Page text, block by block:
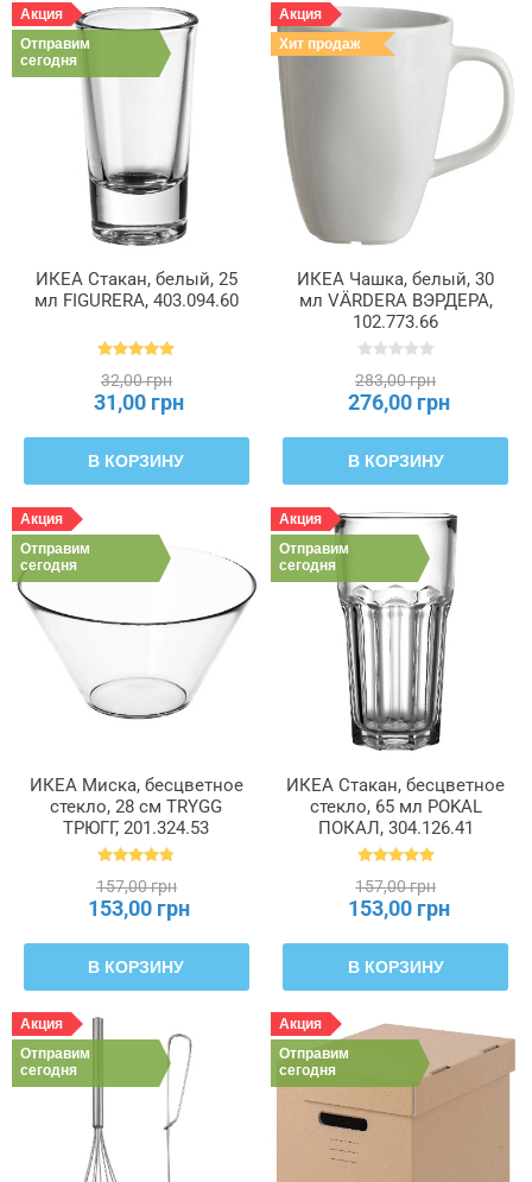
Акция
Отправим
сегодня
ИКЕА Стакан, белый, 25
мл FIGURERA, 403.094.60
32,00 грн
31,00 грн
В КОРЗИНУ
Акция
Хит продаж
ИКЕА Чашка, белый, 30
мл VÄRDERA ВЭРДЕРА,
102.773.66
283,00 грн
276,00 грн
В КОРЗИНУ
Акция
Отправим
сегодня
ИКЕА Миска, бесцветное
стекло, 28 см TRYGG
ТРЮГГ, 201.324.53
157,00 грн
153,00 грн
В КОРЗИНУ
Акция
Отправим
сегодня
ИКЕА Стакан, бесцветное
стекло, 65 мл POKAL
ПОКАЛ, 304.126.41
157,00 грн
153,00 грн
В КОРЗИНУ
Акция
Отправим
сегодня
Акция
Отправим
сегодня